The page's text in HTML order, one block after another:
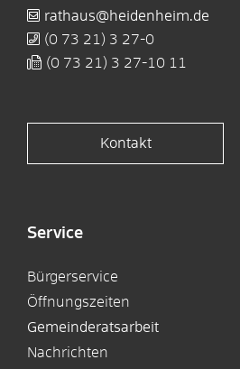
rathaus@heidenheim.de
(0 73 21) 3 27-0
(0 73 21) 3 27-10 11
Kontakt
Service
Bürgerservice
Öffnungszeiten
Gemeinderatsarbeit
Nachrichten